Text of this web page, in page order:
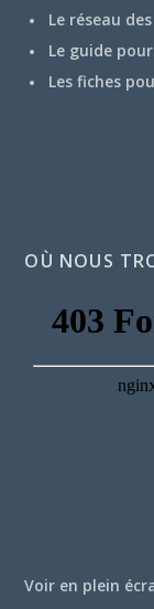
Le réseau
Le guide
Les fiches
OÙ NOUS
Voir en plein